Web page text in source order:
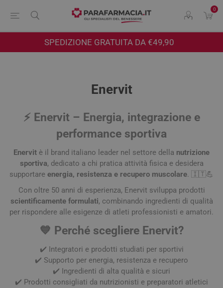
0
SPEDIZIONE GRATUITA DA €49,90
Enervit
⚡ Enervit – Energia, integrazione e
performance sportiva
Enervit è il brand italiano leader nel settore della nutrizione
sportiva, dedicato a chi pratica attività fisica e desidera
supportare energia, resistenza e recupero muscolare. 🇮🇹💪
Con oltre 50 anni di esperienza, Enervit sviluppa prodotti
scientificamente formulati, combinando ingredienti di qualità
per rispondere alle esigenze di atleti professionisti e amatori.
💙 Perché scegliere Enervit?
✔️ Integratori e prodotti studiati per sportivi
✔️ Supporto per energia, resistenza e recupero
✔️ Ingredienti di alta qualità e sicuri
✔️ Prodotti consigliati da nutrizionisti e preparatori atletici